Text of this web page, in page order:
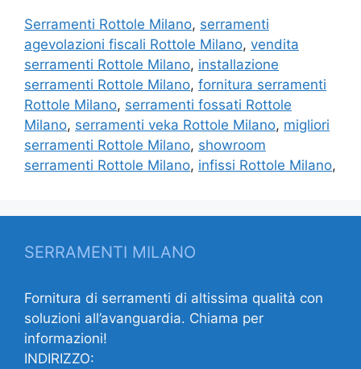
Serramenti Rottole Milano, serramenti
agevolazioni fiscali Rottole Milano, vendita
serramenti Rottole Milano, installazione
serramenti Rottole Milano, fornitura serramenti
Rottole Milano, serramenti fossati Rottole
Milano, serramenti veka Rottole Milano, migliori
serramenti Rottole Milano, showroom
serramenti Rottole Milano, infissi Rottole Milano,
SERRAMENTI MILANO
Fornitura di serramenti di altissima qualità con
soluzioni all’avanguardia. Chiama per
informazioni!
INDIRIZZO: